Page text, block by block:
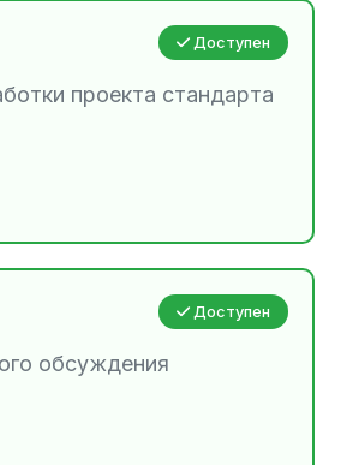
Доступен
проекта стандарта
Доступен
обсуждения